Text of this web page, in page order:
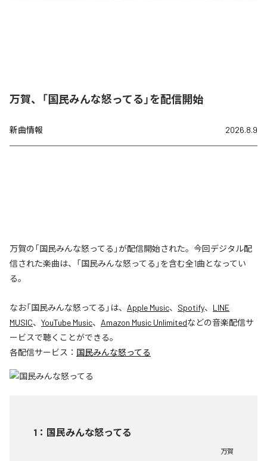
万賀、「国民みんな怒ってる」を配信開始
新曲情報 2026.8.9
万賀の「国民みんな怒ってる」が配信開始された。今回デジタル配
信された楽曲は、「国民みんな怒ってる」を含む全1曲となってい
る。
なお「国民みんな怒ってる 」は、 Apple Music、 Spotify、 LINE
MUSIC、 YouTube Music、 Amazon Music Unlimitedなどの音楽配信サ
ービスで聴くことができる。
各配信サービス： 国民みんな怒ってる
1 ： 国民みんな怒ってる
万賀